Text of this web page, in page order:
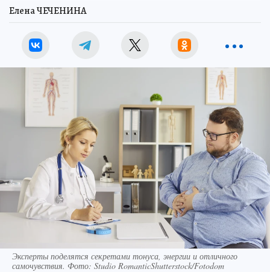
Елена ЧЕЧЕНИНА
Эксперты поделятся секретами тонуса, энергии и отличного
самочувствия. Фото: Studio RomanticShutterstock/Fotodom